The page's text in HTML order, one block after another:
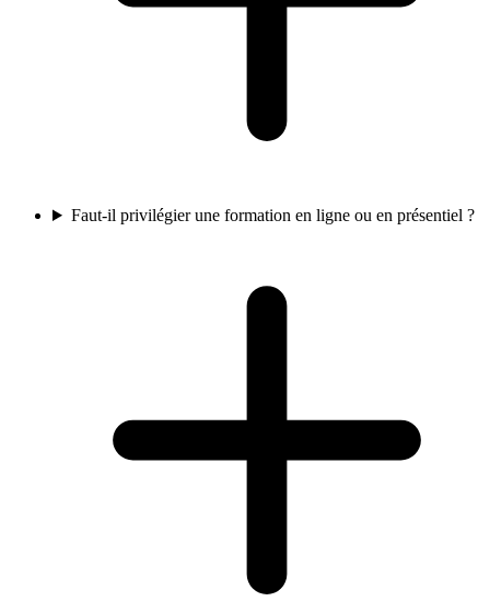
Faut-il privilégier une formation en ligne ou en présentiel ?